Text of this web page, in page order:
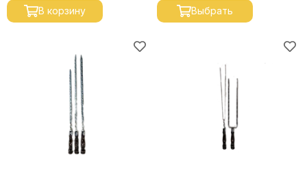
В корзину Выбрать